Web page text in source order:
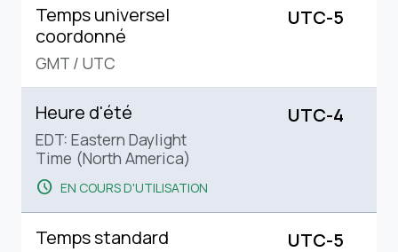
Temps universel
coordonné
GMT / UTC
UTC-5
Heure d'été
EDT: Eastern Daylight
Time (North America)
schedule EN COURS D'UTILISATION
UTC-4
Temps standard UTC-5